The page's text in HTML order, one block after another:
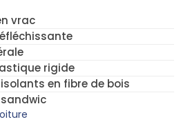
vrac
rigide
en fibre de bois